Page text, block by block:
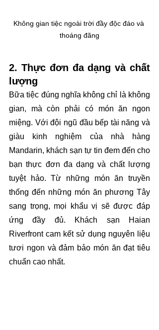
Không gian tiệc ngoài trời đầy độc đáo và
thoáng đãng
2. Thực đơn đa dạng và chất
lượng
Bữa tiệc đúng nghĩa không chỉ là không
gian, mà còn phải có món ăn ngon
miệng. Với đội ngũ đầu bếp tài năng và
giàu kinh nghiệm của nhà hàng
Mandarin, khách sạn tự tin đem đến cho
bạn thực đơn đa dạng và chất lượng
tuyệt hảo. Từ những món ăn truyền
thống đến những món ăn phương Tây
sang trọng, mọi khẩu vị sẽ được đáp
ứng đầy đủ. Khách sạn Haian
Riverfront cam kết sử dụng nguyên liệu
tươi ngon và đảm bảo món ăn đạt tiêu
chuẩn cao nhất.